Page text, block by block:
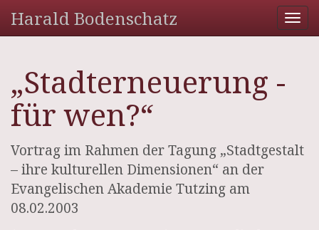
Harald Bodenschatz
„Stadterneuerung -
für wen?“
Vortrag im Rahmen der Tagung „Stadtgestalt
– ihre kulturellen Dimensionen“ an der
Evangelischen Akademie Tutzing am
08.02.2003